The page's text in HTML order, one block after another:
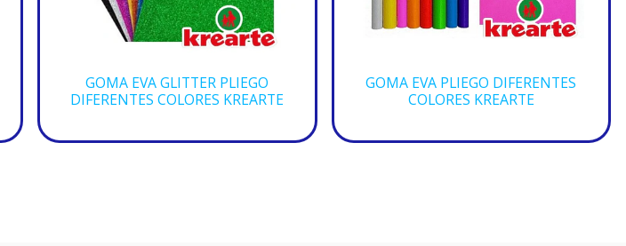
GOMA EVA GLITTER PLIEGO
DIFERENTES COLORES KREARTE
GOMA EVA PLIEGO DIFERENTES
COLORES KREARTE